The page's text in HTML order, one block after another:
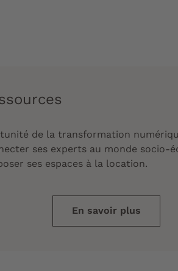
de la transformation
ses experts au monde socio-
ses espaces à la location.
En savoir plus